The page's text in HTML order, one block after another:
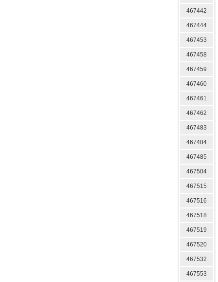
467442
467444
467453
467458
467459
467460
467461
467462
467483
467484
467485
467504
467515
467516
467518
467519
467520
467532
467553